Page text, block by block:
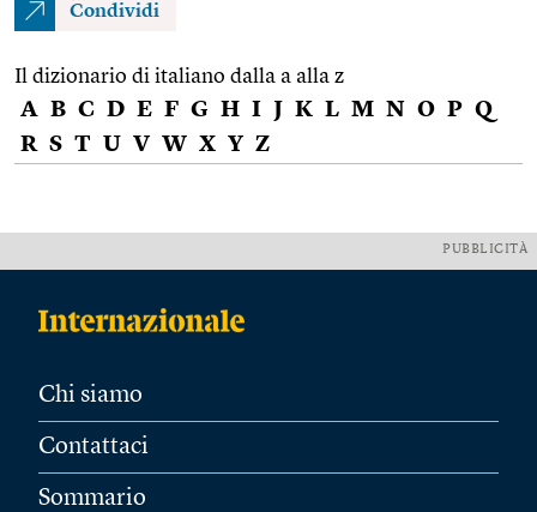
Condividi
Il dizionario di italiano dalla a alla z
A B C D E F G H I J K L M N O P Q
R S T U V W X Y Z
PUBBLICITÀ
Chi siamo
Contattaci
Sommario